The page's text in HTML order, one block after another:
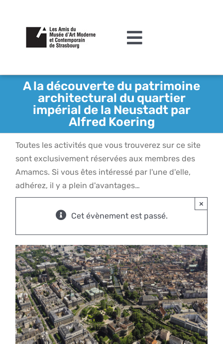
contenu
Toggle
L’association
Agenda
Acquisitions et mécénat
Editions
Le MAMCS
A la découverte du patrimoine
architectural du quartier
impérial de la Neustadt par
Alfred Koering
Toutes les activités que vous trouverez sur ce site
sont exclusivement réservées aux membres des
Amamcs. Si vous êtes intéressé par l'une d'elle,
adhérez, il y a plein d'avantages…
Cet évènement est passé.
×